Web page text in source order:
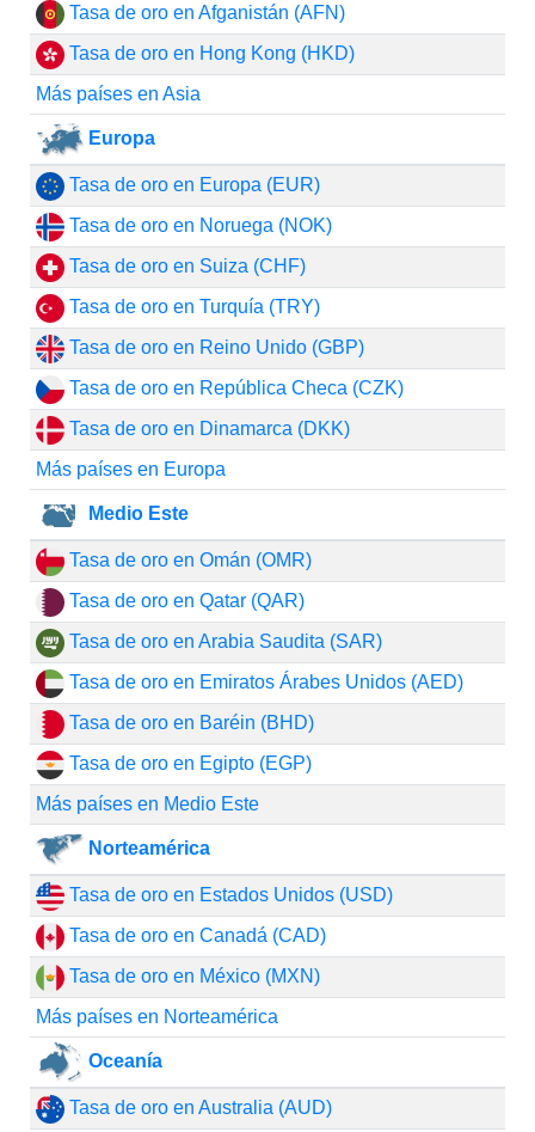
Tasa de oro en Afganistán (AFN)
Tasa de oro en Hong Kong (HKD)
Más países en Asia
Europa
Tasa de oro en Europa (EUR)
Tasa de oro en Noruega (NOK)
Tasa de oro en Suiza (CHF)
Tasa de oro en Turquía (TRY)
Tasa de oro en Reino Unido (GBP)
Tasa de oro en República Checa (CZK)
Tasa de oro en Dinamarca (DKK)
Más países en Europa
Medio Este
Tasa de oro en Omán (OMR)
Tasa de oro en Qatar (QAR)
Tasa de oro en Arabia Saudita (SAR)
Tasa de oro en Emiratos Árabes Unidos (AED)
Tasa de oro en Baréin (BHD)
Tasa de oro en Egipto (EGP)
Más países en Medio Este
Norteamérica
Tasa de oro en Estados Unidos (USD)
Tasa de oro en Canadá (CAD)
Tasa de oro en México (MXN)
Más países en Norteamérica
Oceanía
Tasa de oro en Australia (AUD)